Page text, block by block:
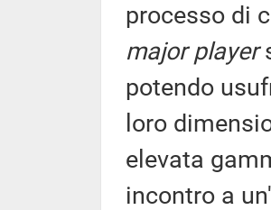
processo di
major player
potendo
loro
elevata
incontro a